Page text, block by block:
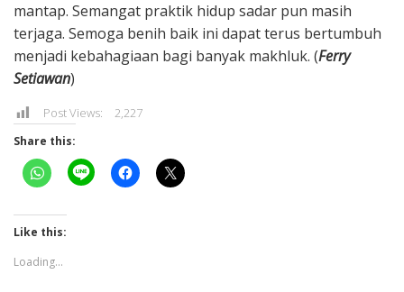
mantap. Semangat praktik hidup sadar pun masih
terjaga. Semoga benih baik ini dapat terus bertumbuh
menjadi kebahagiaan bagi banyak makhluk. (Ferry
Setiawan)
Post Views: 2,227
Share this:
Like this:
Loading...